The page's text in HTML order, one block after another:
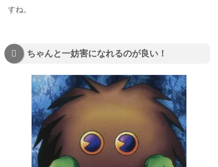
すね。
ちゃんと一妨害になれるのが良い！